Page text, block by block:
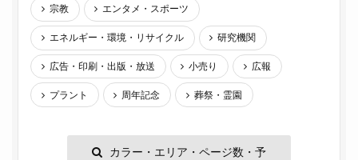
宗教 エンタメ・スポーツ
エネルギー・環境・リサイクル 研究機関
広告・印刷・出版・放送 小売り 広報
プラント 周年記念 葬祭・霊園
カラー・エリア・ページ数・予